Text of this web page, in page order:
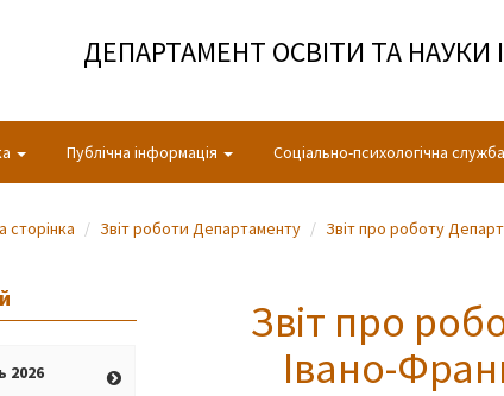
ДЕПАРТАМЕНТ ОСВІТИ ТА НАУКИ
Публічна інформація Соціально-психологічна служба
сторінка Звіт роботи Департаменту Звіт про роботу
2026
Звіт про
Івано-